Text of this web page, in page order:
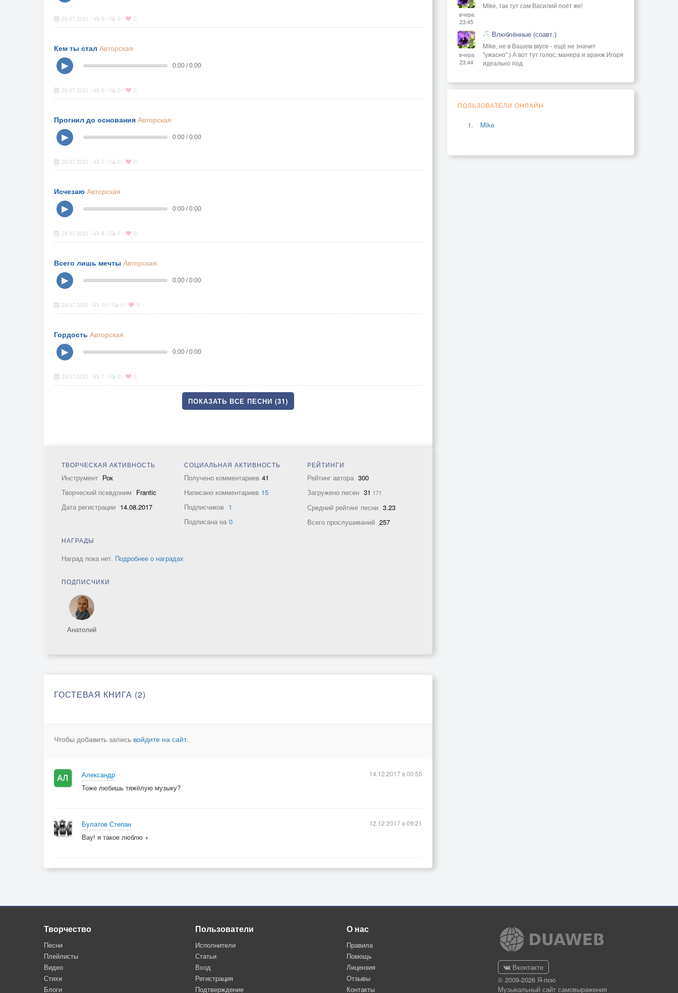
26.07.2021 6 0 0
Кем ты стал Авторская
▶
0:00 / 0:00
26.07.2021 6 0 0
Прогнил до основания Авторская
▶
0:00 / 0:00
25.07.2021 7 0 0
Исчезаю Авторская
▶
0:00 / 0:00
24.07.2021 8 0 0
Всего лишь мечты Авторская
▶
0:00 / 0:00
24.07.2021 10 0 0
Гордость Авторская
▶
0:00 / 0:00
24.07.2021 7 0 0
ПОКАЗАТЬ ВСЕ ПЕСНИ (31)
ТВОРЧЕСКАЯ АКТИВНОСТЬ
Инструмент Рок
Творческий псевдоним Frantic
Дата регистрации 14.08.2017
СОЦИАЛЬНАЯ АКТИВНОСТЬ
Получено комментариев 41
Написано комментариев 15
Подписчиков 1
Подписана на 0
РЕЙТИНГИ
Рейтинг автора 300
Загружено песен 31 171
Средний рейтинг песни 3.23
Всего прослушиваний 257
НАГРАДЫ
Наград пока нет. Подробнее о наградах
ПОДПИСЧИКИ
Анатолий
ГОСТЕВАЯ КНИГА (2)
Чтобы добавить запись войдите на сайт.
Александр
Тоже любишь тяжёлую музыку?
14.12.2017 в 00:55
Булатов Степан
Вау! я такое люблю +
12.12.2017 в 09:21
вчера
23:45
Mike, так тут сам Василий поёт же!
вчера
23:44
Влюблённые (соавт.)
Mike, не в Вашем вкусе - ещё не значит
"ужасно".) А вот тут голос, манера и аранж Игоря
идеально под
ПОЛЬЗОВАТЕЛИ ОНЛАЙН
Mike
Творчество
Песни
Плейлисты
Видео
Стихи
Блоги
Пользователи
Исполнители
Статьи
Вход
Регистрация
Подтверждение
О нас
Правила
Помощь
Лицензия
Отзывы
Контакты
Вконтакте
© 2009-2026 Я-пою
Музыкальный сайт самовыражения